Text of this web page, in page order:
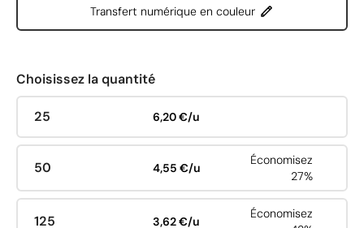
Transfert numérique en couleur
Choisissez la quantité
25 6,20 €/u
50 4,55 €/u
Économisez
27%
125 3,62 €/u
Économisez